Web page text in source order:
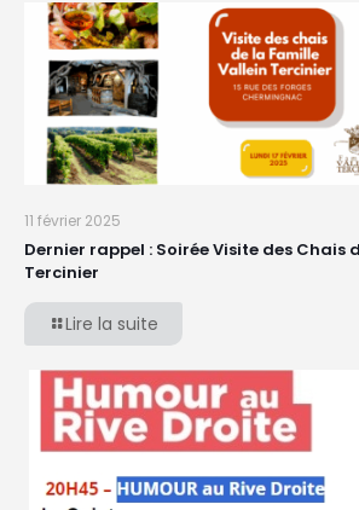
11 février 2025
Dernier rappel : Soirée Visite des Chais
Tercinier
Lire la suite